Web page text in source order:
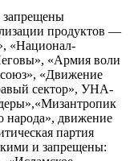
запрещены
продуктов —
«Национал-
«Армия воли
«Движение
сектор», УНА-
народа», движение
партия
и запрещены: